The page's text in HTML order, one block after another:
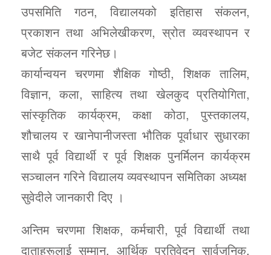
उपसमिति गठन, विद्यालयको इतिहास संकलन,
प्रकाशन तथा अभिलेखीकरण, स्रोत व्यवस्थापन र
बजेट संकलन गरिनेछ।
कार्यान्वयन चरणमा शैक्षिक गोष्ठी, शिक्षक तालिम,
विज्ञान, कला, साहित्य तथा खेलकुद प्रतियोगिता,
सांस्कृतिक कार्यक्रम, कक्षा कोठा, पुस्तकालय,
शौचालय र खानेपानीजस्ता भौतिक पूर्वाधार सुधारका
साथै पूर्व विद्यार्थी र पूर्व शिक्षक पुनर्मिलन कार्यक्रम
सञ्चालन गरिने विद्यालय व्यवस्थापन समितिका अध्यक्ष
सुवेदीले जानकारी दिए ।
अन्तिम चरणमा शिक्षक, कर्मचारी, पूर्व विद्यार्थी तथा
दाताहरूलाई सम्मान, आर्थिक प्रतिवेदन सार्वजनिक,